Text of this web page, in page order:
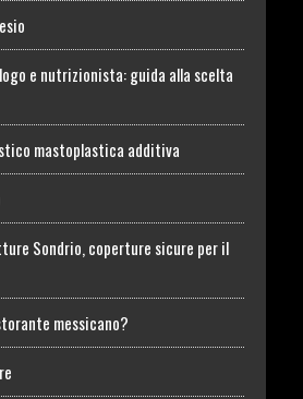
e nutrizionista: guida alla scelta
mastoplastica additiva
Sondrio, coperture sicure per il
messicano?